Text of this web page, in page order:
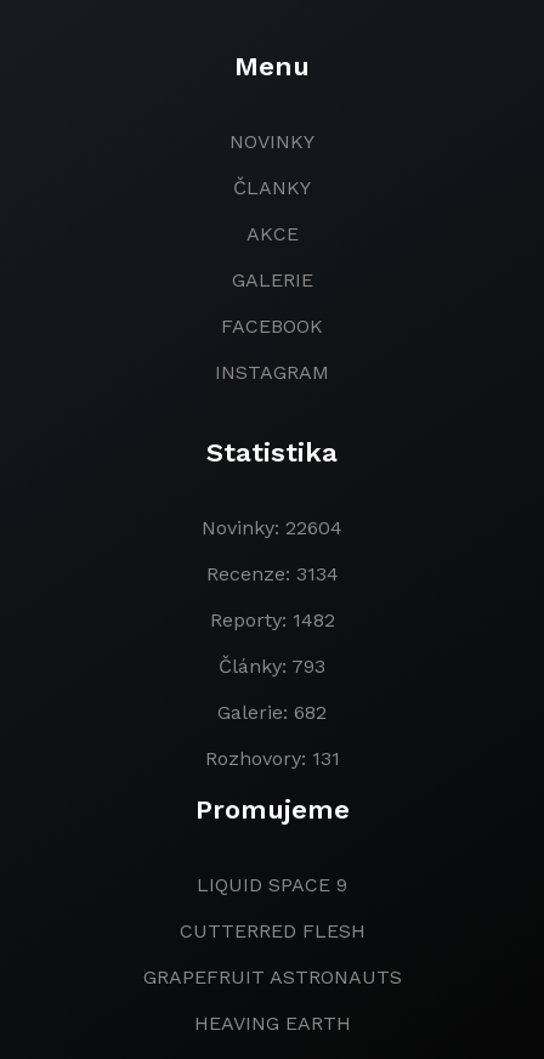
Menu
NOVINKY
ČLANKY
AKCE
GALERIE
FACEBOOK
INSTAGRAM
Statistika
Novinky: 22604
Recenze: 3134
Reporty: 1482
Články: 793
Galerie: 682
Rozhovory: 131
Promujeme
LIQUID SPACE 9
CUTTERRED FLESH
GRAPEFRUIT ASTRONAUTS
HEAVING EARTH